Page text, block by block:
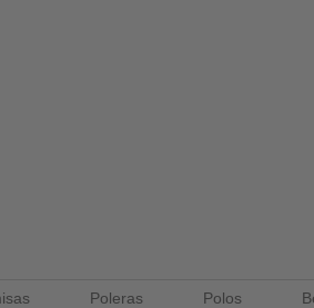
Poleras Polos